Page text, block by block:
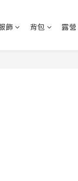
飾 背包 露營